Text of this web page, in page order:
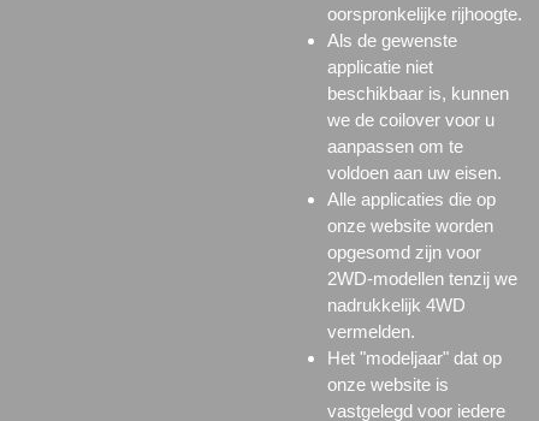
oorspronkelijke rijhoogte.
Als de gewenste
applicatie niet
beschikbaar is, kunnen
we de coilover voor u
aanpassen om te
voldoen aan uw eisen.
Alle applicaties die op
onze website worden
opgesomd zijn voor
2WD-modellen tenzij we
nadrukkelijk 4WD
vermelden.
Het "modeljaar" dat op
onze website is
vastgelegd voor iedere